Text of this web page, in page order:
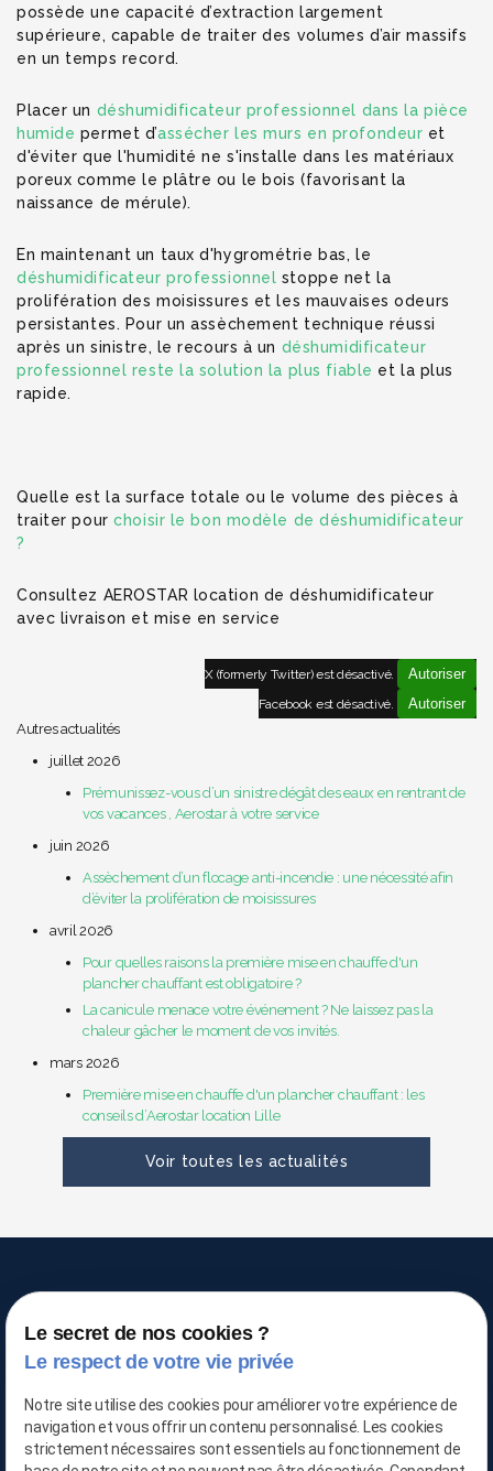
possède une capacité d’extraction largement
supérieure, capable de traiter des volumes d’air massifs
en un temps record.
Placer un déshumidificateur professionnel dans la pièce
humide permet d’assécher les murs en profondeur et
d'éviter que l'humidité ne s'installe dans les matériaux
poreux comme le plâtre ou le bois (favorisant la
naissance de mérule).
En maintenant un taux d'hygrométrie bas, le
déshumidificateur professionnel stoppe net la
prolifération des moisissures et les mauvaises odeurs
persistantes. Pour un assèchement technique réussi
après un sinistre, le recours à un déshumidificateur
professionnel reste la solution la plus fiable et la plus
rapide.
Quelle est la surface totale ou le volume des pièces à
traiter pourchoisir le bon modèle de déshumidificateur
?
Consultez AEROSTAR location de déshumidificateur
avec livraison et mise en service
X (formerly Twitter) est désactivé. Autoriser
Facebook est désactivé.
Autoriser
Autres actualités
juillet 2026
Prémunissez-vous d’un sinistre dégât des eaux en rentrant de
vos vacances , Aerostar à votre service
juin 2026
Assèchement d’un flocage anti-incendie : une nécessité afin
d’éviter la prolifération de moisissures
avril 2026
Pour quelles raisons la première mise en chauffe d'un
plancher chauffant est obligatoire ?
La canicule menace votre événement ? Ne laissez pas la
chaleur gâcher le moment de vos invités.
mars 2026
Première mise en chauffe d'un plancher chauffant : les
conseils d’Aerostar location Lille
Voir toutes les actualités
TRAITEMENT DE L'AIR
03 66 88 25 06
Le secret de nos cookies ?
Le respect de votre vie privée
Notre site utilise des cookies pour améliorer votre expérience de
navigation et vous offrir un contenu personnalisé. Les cookies
strictement nécessaires sont essentiels au fonctionnement de